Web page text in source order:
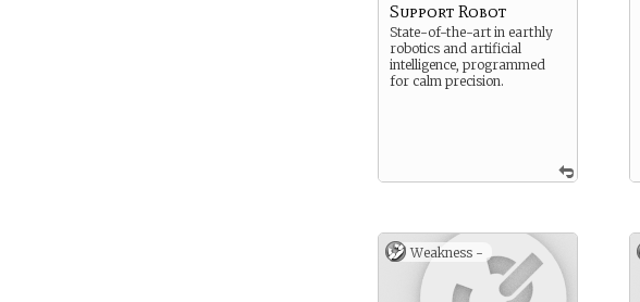
Support Robot
State-of-the-art in earthly
robotics and artificial
intelligence, programmed
for calm precision.
Weakness -